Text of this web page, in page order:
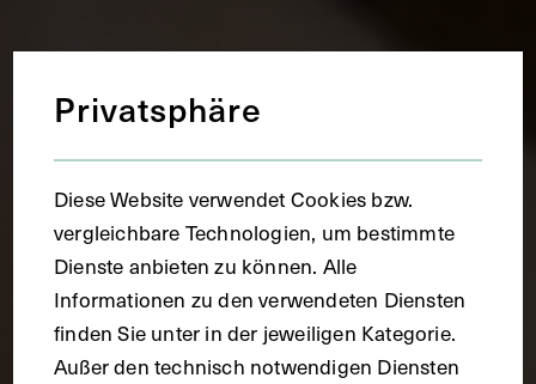
Privatsphäre
Diese Website verwendet Cookies bzw.
vergleichbare Technologien, um bestimmte
Dienste anbieten zu können. Alle
Informationen zu den verwendeten Diensten
finden Sie unter in der jeweiligen Kategorie.
Außer den technisch notwendigen Diensten